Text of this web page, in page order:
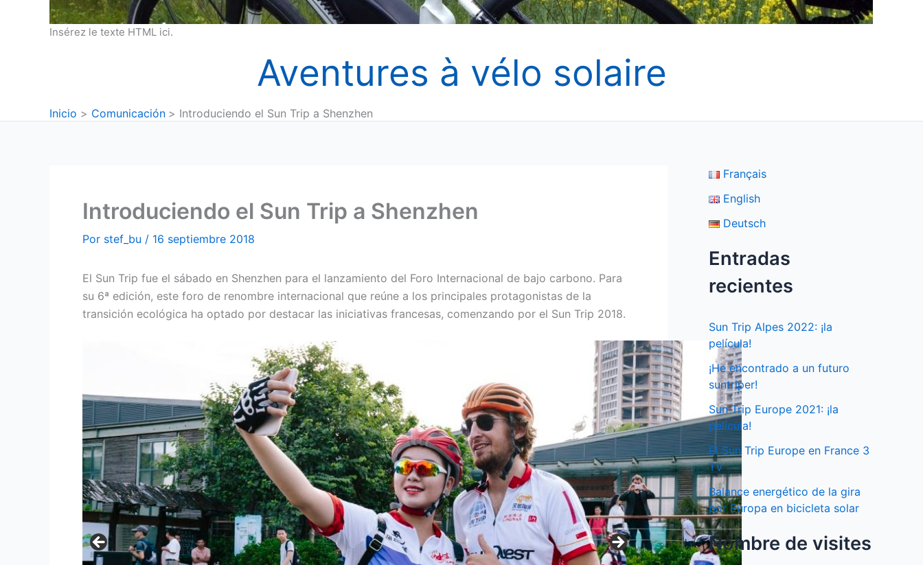
Insérez le texte HTML ici.
Aventures à vélo solaire
Inicio Comunicación Introduciendo el Sun Trip a Shenzhen
Introduciendo el Sun Trip a Shenzhen
Por stef_bu / 16 septiembre 2018
El Sun Trip fue el sábado en Shenzhen para el lanzamiento del Foro Internacional de bajo carbono. Para
su 6ª edición, este foro de renombre internacional que reúne a los principales protagonistas de la
transición ecológica ha optado por destacar las iniciativas francesas, comenzando por el Sun Trip 2018.
Français
English
Deutsch
Entradas
recientes
Sun Trip Alpes 2022: ¡la
película!
¡He encontrado a un futuro
suntriper!
Sun Trip Europe 2021: ¡la
película!
El Sun Trip Europe en France 3
TV
Balance energético de la gira
por Europa en bicicleta solar
Nombre de visites